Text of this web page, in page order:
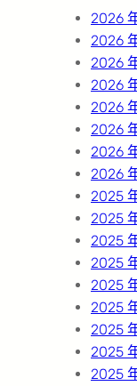
2026
2026
2026
2026
2026
2026
2026
2026
2025
2025
2025
2025
2025
2025
2025
2025
2025